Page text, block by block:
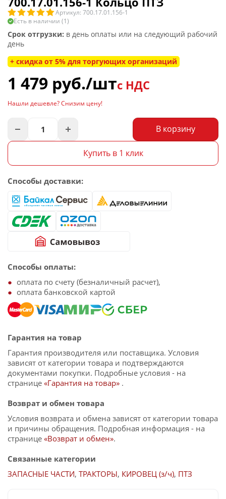
Артикул: 700.17.01.156-1
Есть в наличии (1)
Срок отгрузки: в день оплаты или на следующий рабочий
день
+ скидка от 5% для торгующих организаций
1 479 руб./штс НДС
Нашли дешевле? Снизим цену!
В корзину
Купить в 1 клик
Способы доставки:
Способы оплаты:
оплата по счету (безналичный расчет),
оплата банковской картой
Гарантия на товар
Гарантия производителя или поставщика. Условия
зависят от категории товара и подтверждаются
документами покупки. Подробные условия - на
странице «Гарантия на товар» .
Возврат и обмен товара
Условия возврата и обмена зависят от категории товара
и причины обращения. Подробная информация - на
странице «Возврат и обмен».
Связанные категории
ЗАПАСНЫЕ ЧАСТИ, ТРАКТОРЫ, КИРОВЕЦ (з/ч), ПТЗ